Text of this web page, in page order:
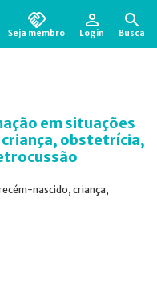
Seja membro Login Busca
em situações
obstetrícia,
nascido, criança,